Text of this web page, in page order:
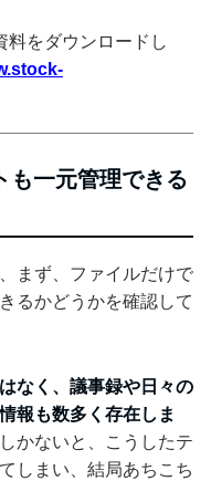
料をダウンロードし
も一元管理できる
まず、ファイルだけで
るかどうかを確認して
なく、議事録や日々の
報も数多く存在しま
かないと、こうしたテ
しまい、結局あちこち